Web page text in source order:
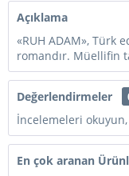
Açıklama
«RUH ADAM», Türk
romandır. Müellifin
Değerlendirmeler
İncelemeleri okuyun,
En çok aranan